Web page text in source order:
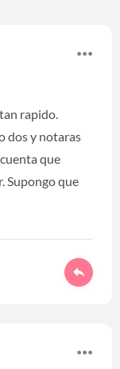
rapido.
dos y notaras
que
Supongo que